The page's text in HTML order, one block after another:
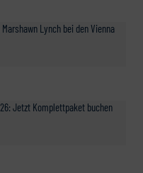
Lynch bei den Vienna
Jetzt Komplettpaket buchen